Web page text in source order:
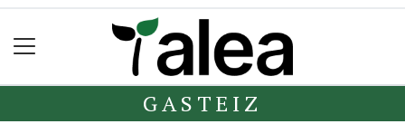
GASTEIZ